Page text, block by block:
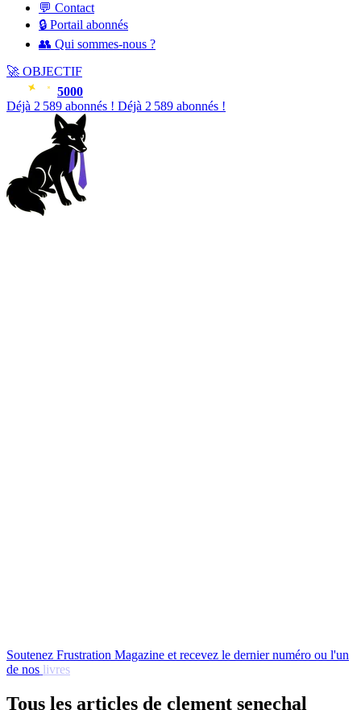
💬 Contact
🔒 Portail abonnés
👥 Qui sommes-nous ?
🚀 OBJECTIF
5000
Déjà 2 589 abonnés ! Déjà 2 589 abonnés !
Soutenez Frustration Magazine et recevez le dernier numéro ou l'un
de nos livres
Tous les articles de clement senechal